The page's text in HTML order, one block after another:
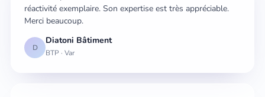
réactivité exemplaire. Son expertise est très appréciable.
Merci beaucoup.
D
Diatoni Bâtiment
BTP · Var